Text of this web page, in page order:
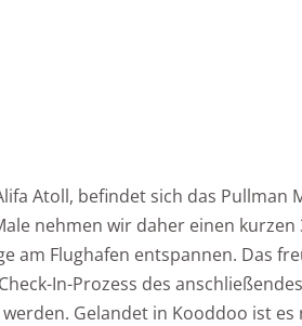
Atoll, befindet sich das
nehmen wir daher einen
am Flughafen entspannen. Das
In-Prozess des
Gelandet in Kooddoo ist